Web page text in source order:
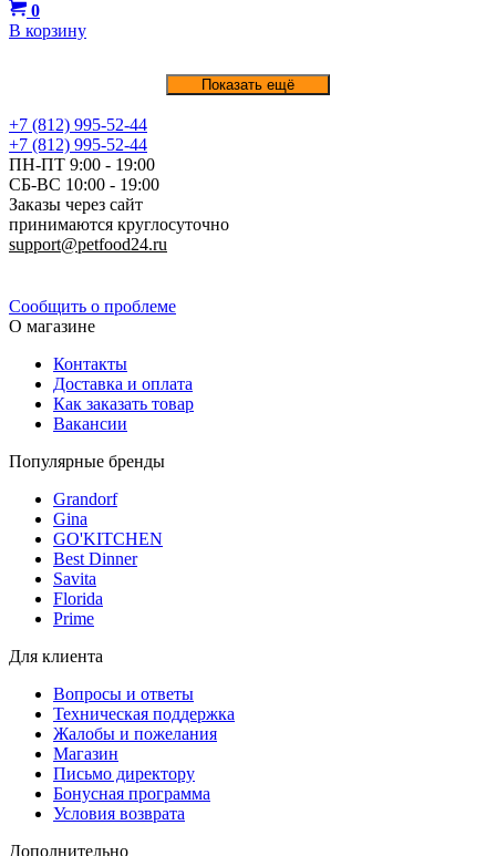
0
В корзину
Показать ещё
+7 (812) 995-52-44
+7 (812) 995-52-44
ПН-ПТ 9:00 - 19:00
СБ-ВС 10:00 - 19:00
Заказы через сайт
принимаются круглосуточно
support@petfood24.ru
Сообщить о проблеме
О магазине
Контакты
Доставка и оплата
Как заказать товар
Вакансии
Популярные бренды
Grandorf
Gina
GO'KITCHEN
Best Dinner
Savita
Florida
Prime
Для клиента
Вопросы и ответы
Техническая поддержка
Жалобы и пожелания
Магазин
Письмо директору
Бонусная программа
Условия возврата
Дополнительно